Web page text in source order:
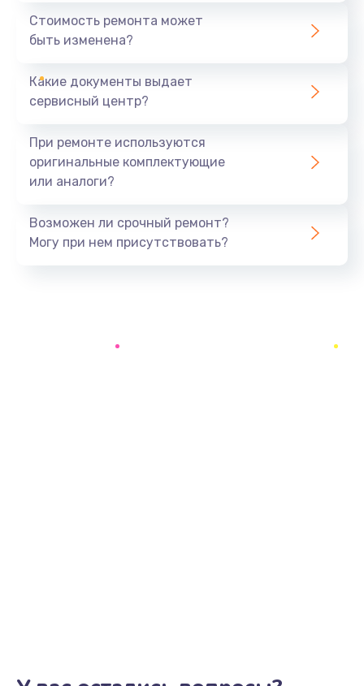
1440 руб.
Ремонт южного моста
Замена батарейки BIOS
Заказать
Ремонт цепи питания
Стоимость ремонта может
быть изменена?
Какие документы выдает
сервисный центр?
При ремонте используются
оригинальные комплектующие
или аналоги?
Возможен ли срочный ремонт?
Могу при нем присутствовать?